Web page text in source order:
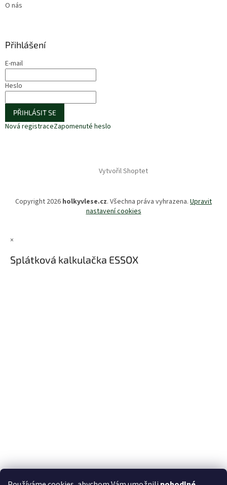
O nás
Přihlášení
E-mail
Heslo
PŘIHLÁSIT SE
Nová registraceZapomenuté heslo
Vytvořil Shoptet
Copyright 2026 holkyvlese.cz. Všechna práva vyhrazena. Upravit
nastavení cookies
×
Splátková kalkulačka ESSOX